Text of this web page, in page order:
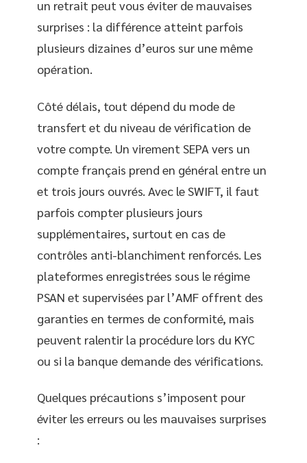
un retrait peut vous éviter de mauvaises
surprises : la différence atteint parfois
plusieurs dizaines d’euros sur une même
opération.
Côté délais, tout dépend du mode de
transfert et du niveau de vérification de
votre compte. Un virement SEPA vers un
compte français prend en général entre un
et trois jours ouvrés. Avec le SWIFT, il faut
parfois compter plusieurs jours
supplémentaires, surtout en cas de
contrôles anti-blanchiment renforcés. Les
plateformes enregistrées sous le régime
PSAN et supervisées par l’AMF offrent des
garanties en termes de conformité, mais
peuvent ralentir la procédure lors du KYC
ou si la banque demande des vérifications.
Quelques précautions s’imposent pour
éviter les erreurs ou les mauvaises surprises
: